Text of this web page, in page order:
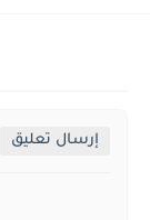
إرسال تعليق